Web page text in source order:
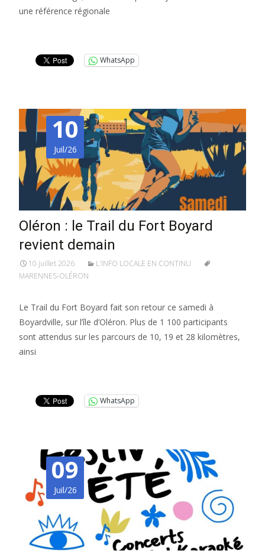
une référence régionale
WhatsApp
10
Juil/26
Oléron : le Trail du Fort Boyard
revient demain
10 juillet 2026
L'INFO LOCALE EN CONTINU
MARENNES-OLÉRON
Le Trail du Fort Boyard fait son retour ce samedi à
Boyardville, sur l’île d’Oléron. Plus de 1 100 participants
sont attendus sur les parcours de 10, 19 et 28 kilomètres,
ainsi
WhatsApp
09
Juil/26